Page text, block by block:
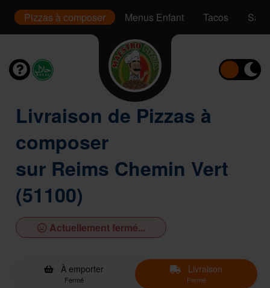
Pizzas à composer Menus Enfant Tacos
Livraison de Pizzas à
composer
sur Reims Chemin Vert
(51100)
Actuellement fermé...
À emporter
Fermé
Livraison
Fermé